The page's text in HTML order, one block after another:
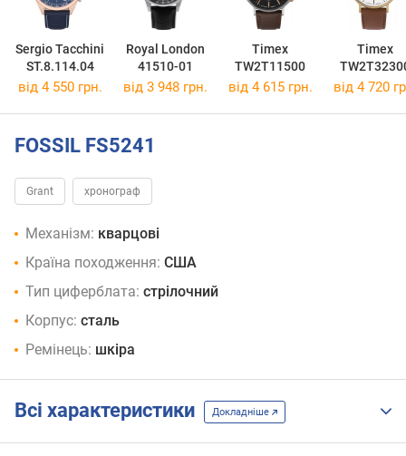
Sergio Tacchini
ST.8.114.04
Royal London
41510-01
Timex
TW2T11500
Timex
від 4 550 грн. від 3 948 грн. від 4 615 грн. від 4 720
FOSSIL FS5241
Grant хронограф
Механізм: кварцові
Країна походження: США
Тип циферблата: стрілочний
Корпус: сталь
Ремінець: шкіра
Всі характеристики Докладніше